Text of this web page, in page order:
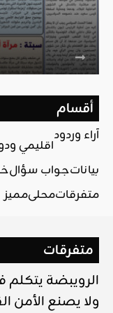
أقسام
آراء وردود
اقليمي
بياناتجواب سؤال
متفرقاتمحليمميز
متفرقات
الرويبضة يتكلم
ولا يصنع الأمن